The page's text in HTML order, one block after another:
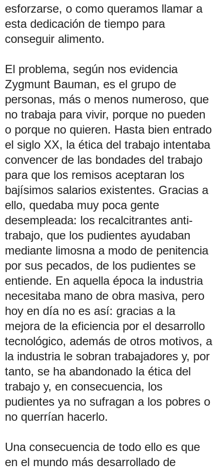
esforzarse, o como queramos llamar a
esta dedicación de tiempo para
conseguir alimento.
El problema, según nos evidencia
Zygmunt Bauman, es el grupo de
personas, más o menos numeroso, que
no trabaja para vivir, porque no pueden
o porque no quieren. Hasta bien entrado
el siglo XX, la ética del trabajo intentaba
convencer de las bondades del trabajo
para que los remisos aceptaran los
bajísimos salarios existentes. Gracias a
ello, quedaba muy poca gente
desempleada: los recalcitrantes anti-
trabajo, que los pudientes ayudaban
mediante limosna a modo de penitencia
por sus pecados, de los pudientes se
entiende. En aquella época la industria
necesitaba mano de obra masiva, pero
hoy en día no es así: gracias a la
mejora de la eficiencia por el desarrollo
tecnológico, además de otros motivos, a
la industria le sobran trabajadores y, por
tanto, se ha abandonado la ética del
trabajo y, en consecuencia, los
pudientes ya no sufragan a los pobres o
no querrían hacerlo.
Una consecuencia de todo ello es que
en el mundo más desarrollado de